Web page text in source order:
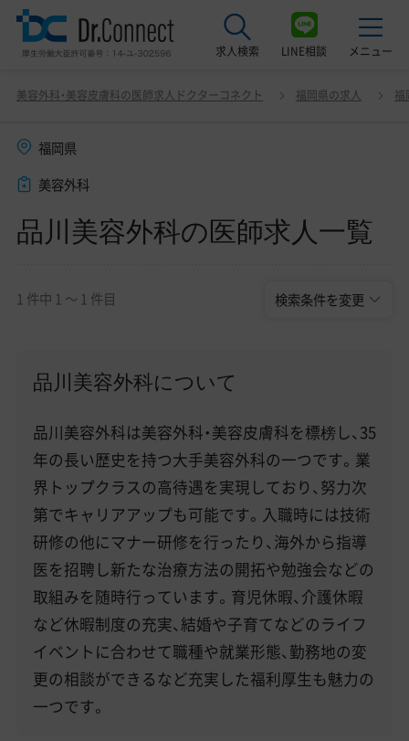
求人検索 LINE相談 メニュー
美容クリニック見学ご希望の方はこちら
サービス紹介
ドクターコネクトの強み
美容クリニック見学・研修情報
美容外科・美容皮膚科の医師転職体験談
美容クリニックインタビュー
美容医療の転職お役立ち記事
美容医療辞典
よくあるご質問
医師採用ご担当者様・その他問い合わせ
美容外科・美容皮膚科の医師求人ドクターコネクト 福岡県の求人 福
福岡県
美容外科
品川美容外科の医師求人一覧
1 件中 1 〜 1 件目 検索条件を変更
品川美容外科について
品川美容外科は美容外科・美容皮膚科を標榜し、35
年の長い歴史を持つ大手美容外科の一つです。業
界トップクラスの高待遇を実現しており、努力次
第でキャリアアップも可能です。入職時には技術
研修の他にマナー研修を行ったり、海外から指導
医を招聘し新たな治療方法の開拓や勉強会などの
取組みを随時行っています。育児休暇、介護休暇
など休暇制度の充実、結婚や子育てなどのライフ
イベントに合わせて職種や就業形態、勤務地の変
更の相談ができるなど充実した福利厚生も魅力の
一つです。
品川美容外科の医師求人一覧 変更